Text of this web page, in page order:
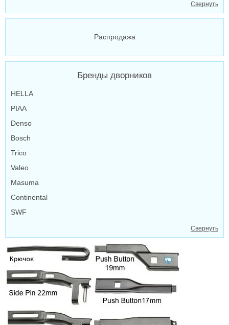
Свернуть
Распродажа
Бренды дворников
HELLA
PIAA
Denso
Bosch
Trico
Valeo
Masuma
Continental
SWF
Свернуть